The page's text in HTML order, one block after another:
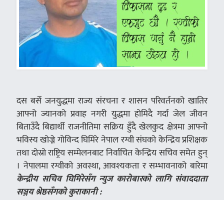
दस बर्से जनयुद्धमा राज्य संरचना र शासन परिवर्तनको खातिर
आफ्नो ज्यानको प्रवाह नगरी युद्धमा होमिदै गर्दा जेल जीवन
बिताउँदै बिद्यार्थी राजनीतिमा सक्रिय हुँदै खेलकुद क्षेत्रमा आफ्नो
भविस्य खोज्ने गोविन्द घिमिरे नेपाल रग्वी संघको केन्द्रिय प्रशिक्षक
तथा दोस्रो राष्ट्रिय सम्मेलनबाट निर्वाचित केन्द्रिय सचिव समेत हुन्
। नेपालमा रग्वीको अवस्था, आवश्यकता र सम्भावनाको बारेमा
केन्द्रीय सचिव घिमिरेसँग न्युज कारोबारको लागि संवाददाता
सञ्जय श्रेष्ठसँगको कुराकानी :